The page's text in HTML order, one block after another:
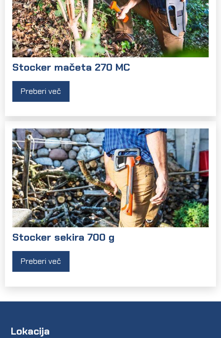
Stocker mačeta 270 MC
Preberi več
Stocker sekira 700 g
Preberi več
Lokacija